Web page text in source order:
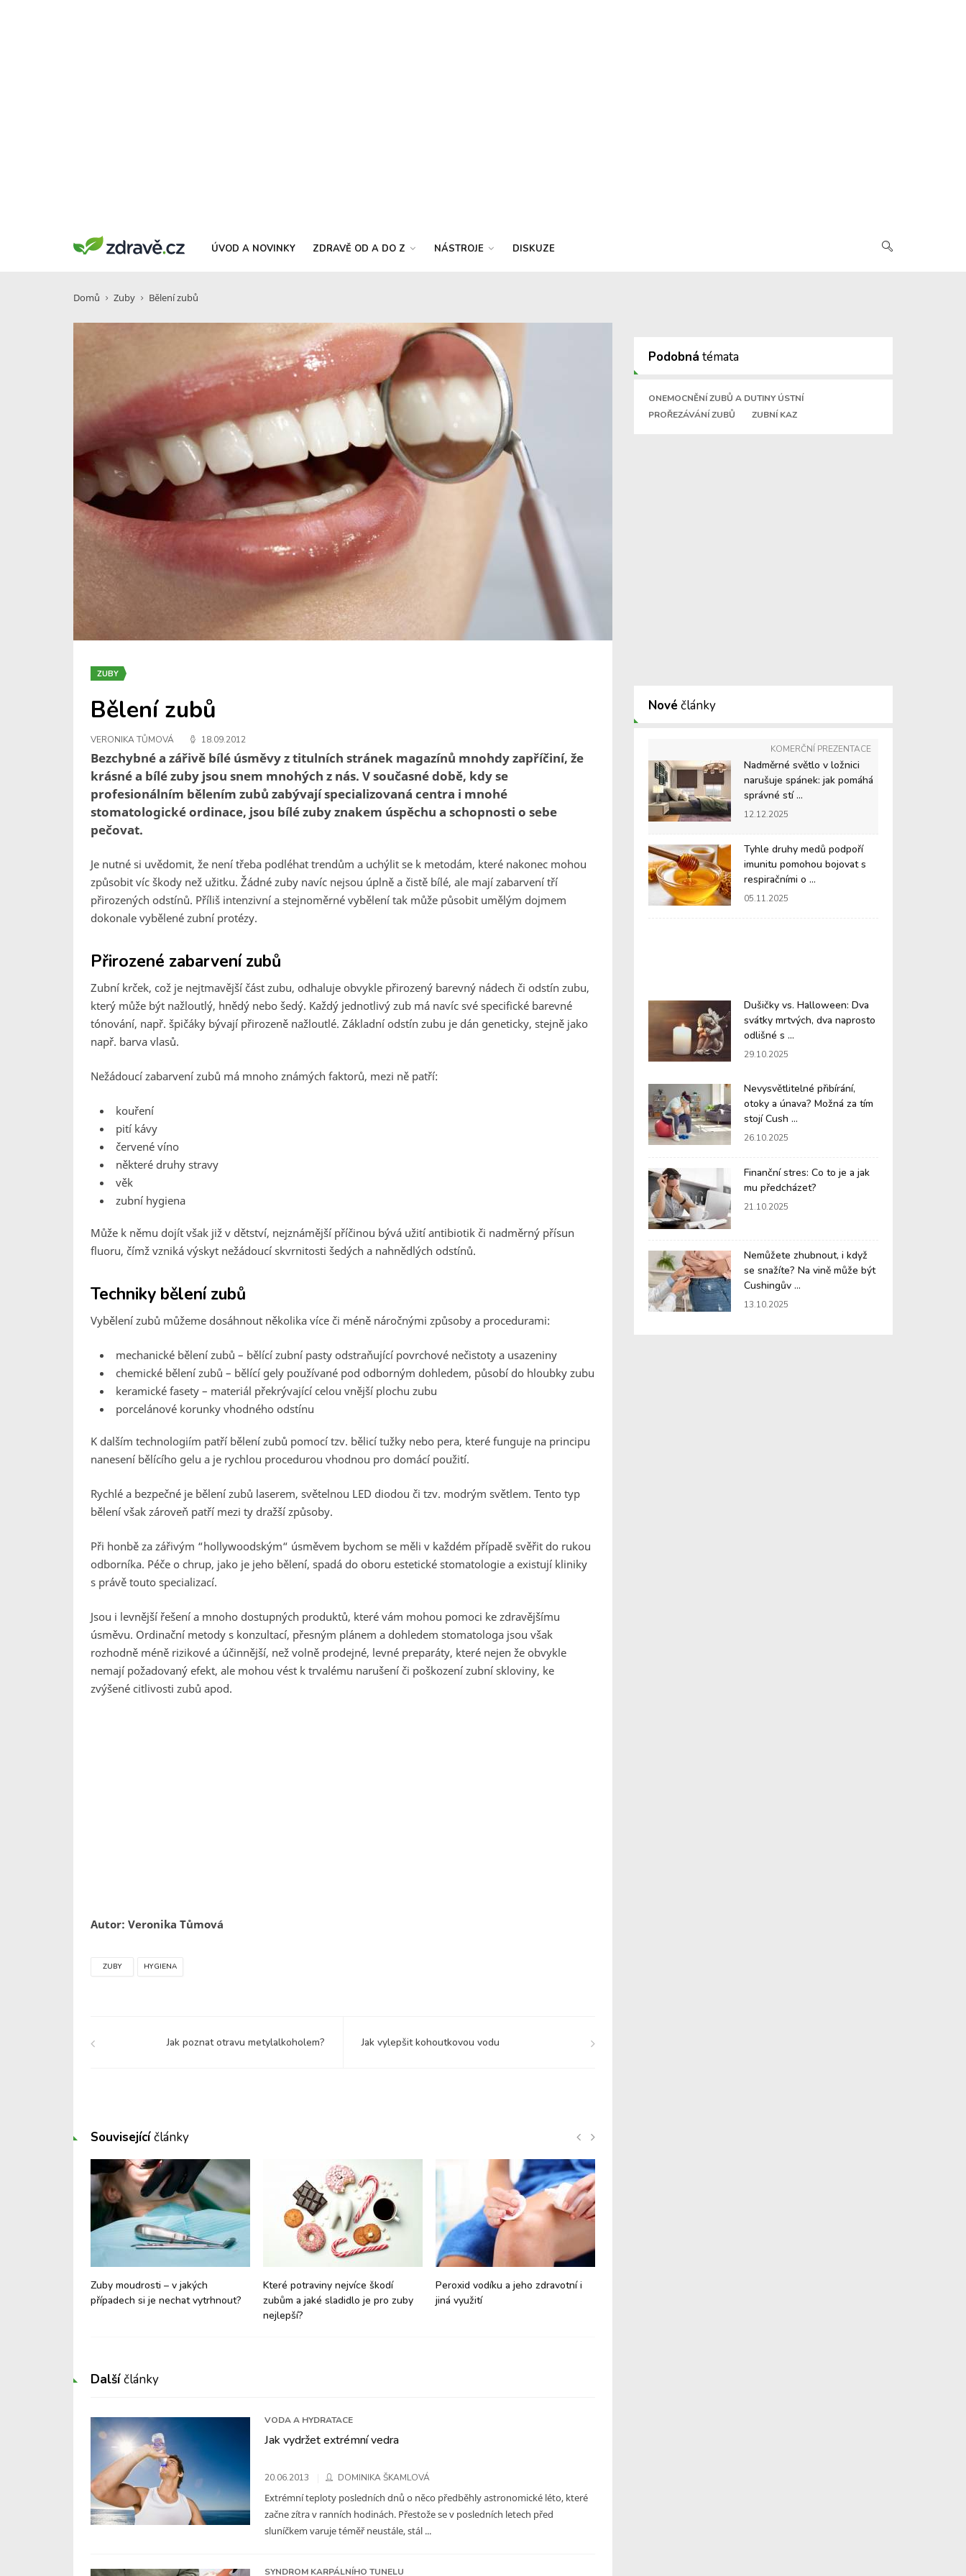
ÚVOD A NOVINKY ZDRAVĚ OD A DO Z NÁSTROJE DISKUZE
Domů Zuby Bělení zubů
ZUBY
Bělení zubů
VERONIKA TŮMOVÁ 18.09.2012
Bezchybné a zářivě bílé úsměvy z titulních stránek magazínů mnohdy zapříčiní, že
krásné a bílé zuby jsou snem mnohých z nás. V současné době, kdy se
profesionálním bělením zubů zabývají specializovaná centra i mnohé
stomatologické ordinace, jsou bílé zuby znakem úspěchu a schopnosti o sebe
pečovat.
Je nutné si uvědomit, že není třeba podléhat trendům a uchýlit se k metodám, které nakonec mohou
způsobit víc škody než užitku. Žádné zuby navíc nejsou úplně a čistě bílé, ale mají zabarvení tří
přirozených odstínů. Příliš intenzivní a stejnoměrné vybělení tak může působit umělým dojmem
dokonale vybělené zubní protézy.
Přirozené zabarvení zubů
Zubní krček, což je nejtmavější část zubu, odhaluje obvykle přirozený barevný nádech či odstín zubu,
který může být nažloutlý, hnědý nebo šedý. Každý jednotlivý zub má navíc své specifické barevné
tónování, např. špičáky bývají přirozeně nažloutlé. Základní odstín zubu je dán geneticky, stejně jako
např. barva vlasů.
Nežádoucí zabarvení zubů má mnoho známých faktorů, mezi ně patří:
kouření
pití kávy
červené víno
některé druhy stravy
věk
zubní hygiena
Může k němu dojít však již v dětství, nejznámější příčinou bývá užití antibiotik či nadměrný přísun
fluoru, čímž vzniká výskyt nežádoucí skvrnitosti šedých a nahnědlých odstínů.
Techniky bělení zubů
Vybělení zubů můžeme dosáhnout několika více či méně náročnými způsoby a procedurami:
mechanické bělení zubů – bělící zubní pasty odstraňující povrchové nečistoty a usazeniny
chemické bělení zubů – bělící gely používané pod odborným dohledem, působí do hloubky zubu
keramické fasety – materiál překrývající celou vnější plochu zubu
porcelánové korunky vhodného odstínu
K dalším technologiím patří bělení zubů pomocí tzv. bělicí tužky nebo pera, které funguje na principu
nanesení bělícího gelu a je rychlou procedurou vhodnou pro domácí použití.
Rychlé a bezpečné je bělení zubů laserem, světelnou LED diodou či tzv. modrým světlem. Tento typ
bělení však zároveň patří mezi ty dražší způsoby.
Při honbě za zářivým “hollywoodským“ úsměvem bychom se měli v každém případě svěřit do rukou
odborníka. Péče o chrup, jako je jeho bělení, spadá do oboru estetické stomatologie a existují kliniky
s právě touto specializací.
Jsou i levnější řešení a mnoho dostupných produktů, které vám mohou pomoci ke zdravějšímu
úsměvu. Ordinační metody s konzultací, přesným plánem a dohledem stomatologa jsou však
rozhodně méně rizikové a účinnější, než volně prodejné, levné preparáty, které nejen že obvykle
nemají požadovaný efekt, ale mohou vést k trvalému narušení či poškození zubní skloviny, ke
zvýšené citlivosti zubů apod.
Autor: Veronika Tůmová
ZUBY HYGIENA
Jak poznat otravu metylalkoholem? Jak vylepšit kohoutkovou vodu
Podobná témata
ONEMOCNĚNÍ ZUBŮ A DUTINY ÚSTNÍ
PROŘEZÁVÁNÍ ZUBŮ
ZUBNÍ KAZ
Nové články
KOMERČNÍ PREZENTACE
Nadměrné světlo v ložnici
narušuje spánek: jak pomáhá
správné stí ...
12.12.2025
Tyhle druhy medů podpoří
imunitu pomohou bojovat s
respiračními o ...
05.11.2025
Dušičky vs. Halloween: Dva
svátky mrtvých, dva naprosto
odlišné s ...
29.10.2025
Nevysvětlitelné přibírání,
otoky a únava? Možná za tím
stojí Cush ...
26.10.2025
Finanční stres: Co to je a jak
mu předcházet?
21.10.2025
Nemůžete zhubnout, i když
se snažíte? Na vině může být
Cushingův ...
13.10.2025
Souvisejícíčlánky
Zuby moudrosti – v jakých
případech si je nechat vytrhnout?
Které potraviny nejvíce škodí
zubům a jaké sladidlo je pro zuby
nejlepší?
Peroxid vodíku a jeho zdravotní i
jiná využití
Dalšíčlánky
VODA A HYDRATACE
Jak vydržet extrémní vedra
20.06.2013 DOMINIKA ŠKAMLOVÁ
Extrémní teploty posledních dnů o něco předběhly astronomické léto, které
začne zítra v ranních hodinách. Přestože se v posledních letech před
sluníčkem varuje téměř neustále, stál ...
SYNDROM KARPÁLNÍHO TUNELU